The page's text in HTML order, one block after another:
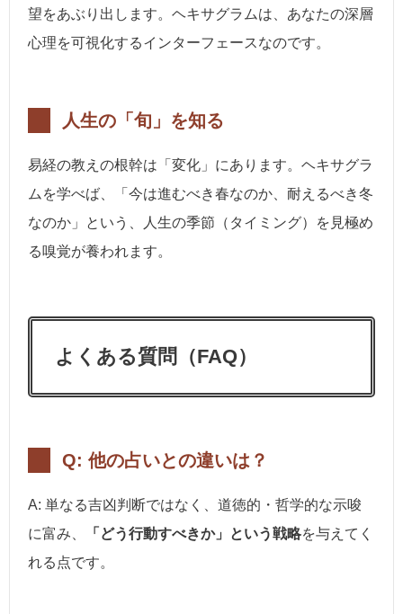
望をあぶり出します。ヘキサグラムは、あなたの深層
心理を可視化するインターフェースなのです。
人生の「旬」を知る
易経の教えの根幹は「変化」にあります。ヘキサグラ
ムを学べば、「今は進むべき春なのか、耐えるべき冬
なのか」という、人生の季節（タイミング）を見極め
る嗅覚が養われます。
よくある質問（FAQ）
Q: 他の占いとの違いは？
A: 単なる吉凶判断ではなく、道徳的・哲学的な示唆
に富み、
「どう行動すべきか」という戦略を与えてく
れる点です。